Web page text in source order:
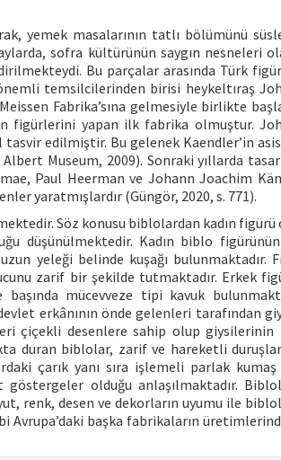
yemek masalarının tatlı bölümünü
sofra kültürünün saygın nesneleri
Bu parçalar arasında Türk
temsilcilerinden birisi heykeltıraş
Fabrika’sına gelmesiyle birlikte
figürlerini yapan ilk fabrika olmuştur.
edilmiştir. Bu gelenek Kaendler’in
Museum, 2009). Sonraki yıllarda
Paul Heerman ve Johann Joachim
yaratmışlardır (Güngör, 2020, s. 771).
Söz konusu biblolardan kadın figürü
düşünülmektedir. Kadın biblo
yeleği belinde kuşağı bulunmaktadır.
zarif bir şekilde tutmaktadır. Erkek
mücevveze tipi kavuk
erkânının önde gelenleri tarafından
çiçekli desenlere sahip olup giysilerinin
duran biblolar, zarif ve hareketli
çarık yanı sıra işlemeli parlak
olduğu anlaşılmaktadır.
renk, desen ve dekorların uyumu ile
Avrupa’daki başka fabrikaların